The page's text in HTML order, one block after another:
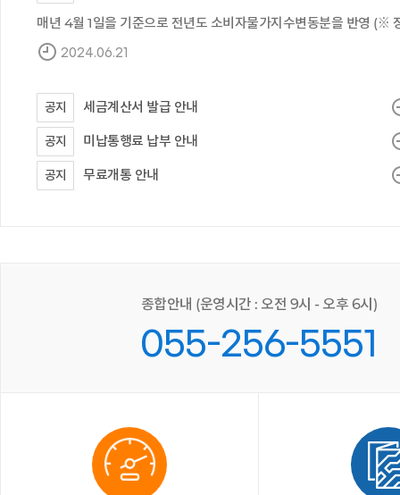
2024.06.21
공지 세금계산서 발급 안내
공지 미납통행료 납부 안내
공지 무료개통 안내
종합안내 (운영시간 : 오전 9시 - 오후 6시)
055-256-5551
여좌천로
진해의 대표
걸쳐 하천 일